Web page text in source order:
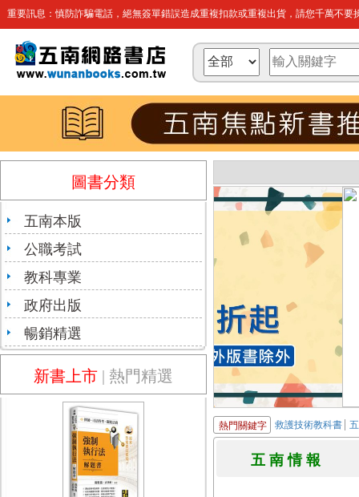
重要訊息：慎防詐騙電話，絕無簽單錯誤造成重複扣款或重複出貨，請您千萬不要
圖書分類
五南本版
公職考試
教科專業
政府出版
暢銷精選
新書上市 | 熱門精選
熱門關鍵字 救護技術教科書
五 南 情